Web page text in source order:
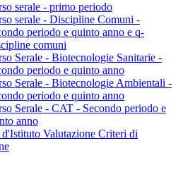
serale - primo periodo
serale - Discipline Comuni -
periodo e quinto anno e q-
comuni
Serale - Biotecnologie Sanitarie -
periodo e quinto anno
Serale - Biotecnologie Ambientali -
periodo e quinto anno
Serale - CAT - Secondo periodo e
anno
Valutazione Criteri di